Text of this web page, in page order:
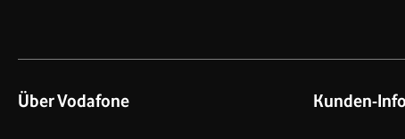
Über Vodafone Kunden-